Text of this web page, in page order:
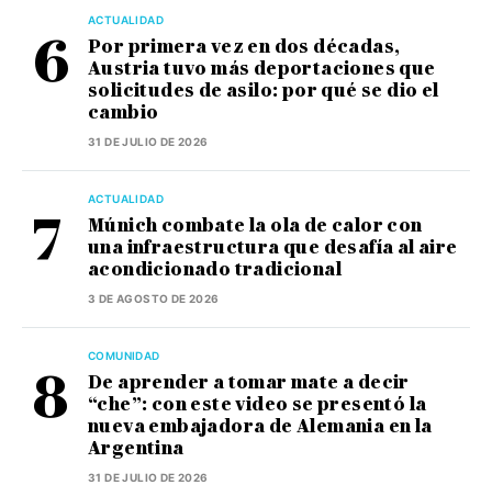
ACTUALIDAD
Por primera vez en dos décadas,
Austria tuvo más deportaciones que
solicitudes de asilo: por qué se dio el
cambio
31 DE JULIO DE 2026
ACTUALIDAD
Múnich combate la ola de calor con
una infraestructura que desafía al aire
acondicionado tradicional
3 DE AGOSTO DE 2026
COMUNIDAD
De aprender a tomar mate a decir
“che”: con este video se presentó la
nueva embajadora de Alemania en la
Argentina
31 DE JULIO DE 2026